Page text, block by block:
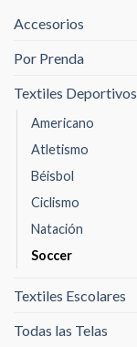
Accesorios
Por Prenda
Textiles Deportivos
Americano
Atletismo
Béisbol
Ciclismo
Natación
Soccer
Textiles Escolares
Todas las Telas